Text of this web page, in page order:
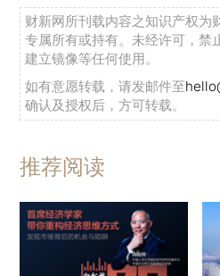
财新网所刊载内容之知识产权为
专属所有或持有。未经许可，禁
建立镜像等任何使用。
如有意愿转载，请发邮件至
确认及授权后，方可转载。
推荐阅读